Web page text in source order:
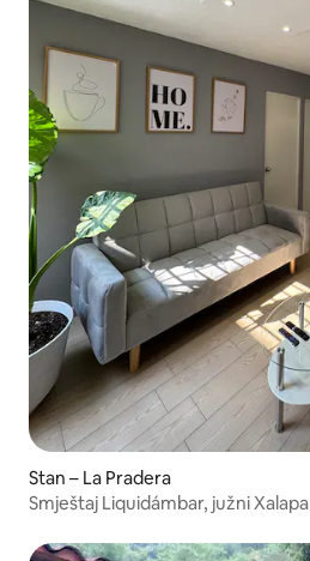
Stan – La Pradera
Smještaj Liquidámbar, južni Xalapa